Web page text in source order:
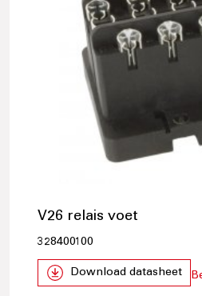
V26 relais voet
328400100
Download datasheet